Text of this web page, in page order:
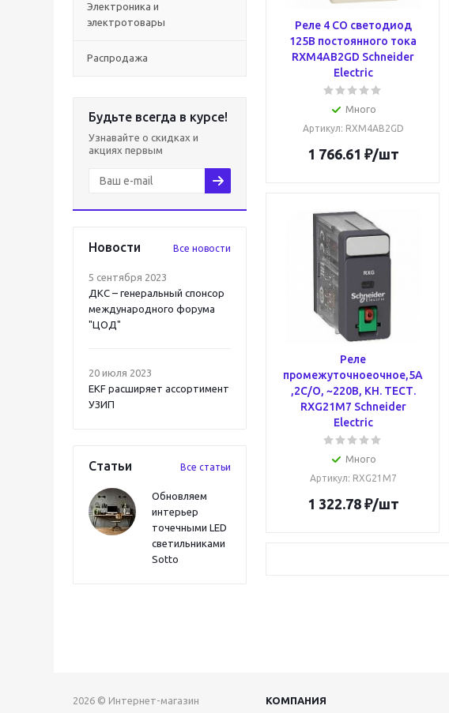
Электроника и
электротовары
Распродажа
Будьте всегда в курсе!
Узнавайте о скидках и
акциях первым
Новости Все новости
5 сентября 2023
ДКС – генеральный спонсор
международного форума
"ЦОД"
20 июля 2023
EKF расширяет ассортимент
УЗИП
Статьи Все статьи
Обновляем
интерьер
точечными LED
светильниками
Sotto
Реле 4 CO светодиод
125В постоянного тока
RXM4AB2GD Schneider
Electric
Много
Артикул: RXM4AB2GD
1 766.61 ₽/шт
Реле
промежуточноеочное,5А
,2С/О, ~220В, КН. ТЕСТ.
RXG21M7 Schneider
Electric
Много
Артикул: RXG21M7
1 322.78₽/шт
2026 © Интернет-магазин
КОМПАНИЯ